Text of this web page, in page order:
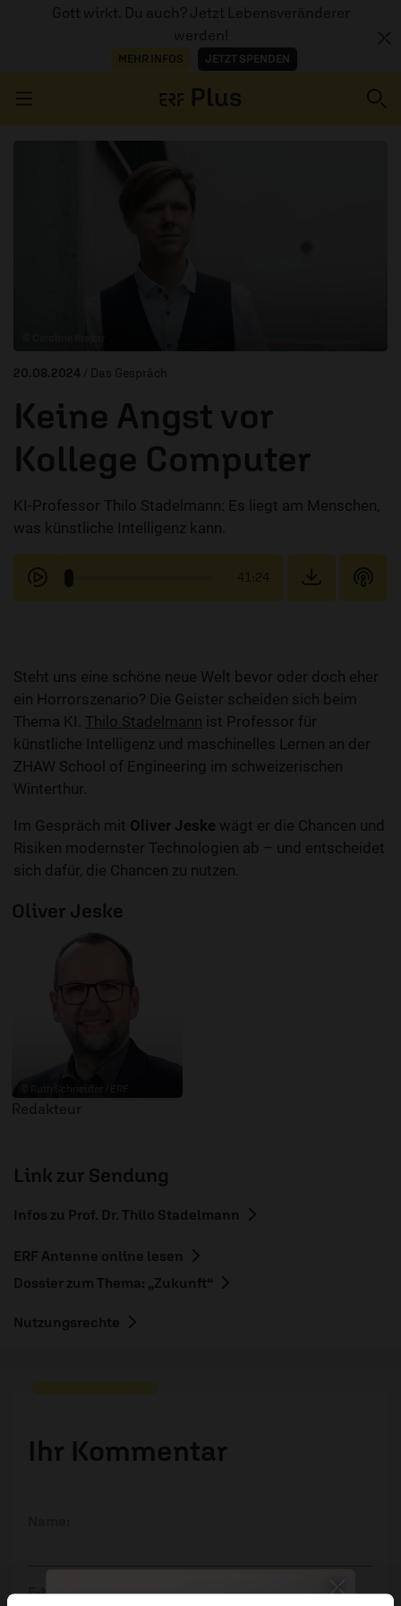
Gott wirkt. Du auch? Jetzt Lebensveränderer
werden!
MEHR INFOS JETZT SPENDEN
20.08.2024 / Das Gespräch
Keine Angst vor
Kollege Computer
KI-Professor Thilo Stadelmann: Es liegt am Menschen,
was künstliche Intelligenz kann.
41:24
Steht uns eine schöne neue Welt bevor oder doch eher
ein Horrorszenario? Die Geister scheiden sich beim
Thema KI. Thilo Stadelmann ist Professor für
künstliche Intelligenz und maschinelles Lernen an der
ZHAW School of Engineering im schweizerischen
Winterthur.
Im Gespräch mit Oliver Jeske wägt er die Chancen und
Risiken modernster Technologien ab – und entscheidet
sich dafür, die Chancen zu nutzen.
Oliver Jeske
Redakteur
Link zur Sendung
Infos zu Prof. Dr. Thilo Stadelmann
ERF Antenne online lesen
Dossier zum Thema: „Zukunft“
Nutzungsrechte
Ihr Kommentar
E-Mail: